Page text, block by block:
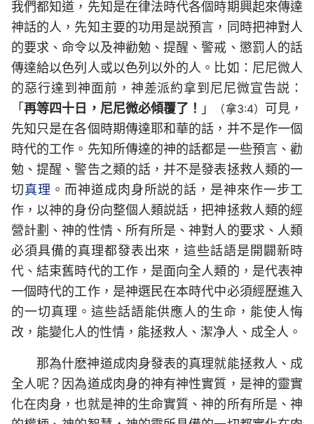
我們都知道，先知是在律法時代各個時期興起來傳達
神話的人，先知主要的功用是説預言，同時把神對人
的要求、命令以及神勸勉、提醒、警戒、懲罰人的話
傳達給以色列人或以色列以外的人。比如：尼尼微人
的惡行達到神面前，神差派約拿到尼尼微宣告説：
「再等四十日，尼尼微必傾覆了！ 」 （拿3:4） 可見，
先知只是在各個時期傳達耶和華的話，并不是作一個
時代的工作。先知所傳達的神的話都是一些預言、勸
勉、提醒、警告之類的話，并不是發表拯救人類的一
切真理 。而神道成肉身所説的話，是神來作一步工
作，以神的身份向整個人類説話，把神拯救人類的經
營計劃、神的性情、所有所是、神對人的要求、人類
必須具備的真理都發表出來，這些話語是開闢新時
代、結束舊時代的工作，是面向全人類的，是代表神
一個時代的工作，是神選民在本時代中必須經歷進入
的一切真理。這些話語能供應人的生命，能使人悔
改，能變化人的性情，能拯救人、潔净人、成全人。
那為什麽神道成肉身發表的真理就能拯救人、成
全人呢？因為道成肉身的神有神性實質，是神的靈實
化在肉身，也就是神的生命實質、神的所有所是、神